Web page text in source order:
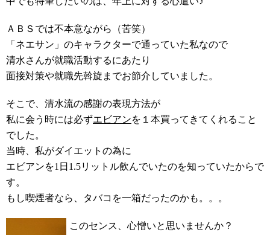
ＡＢＳでは不本意ながら（苦笑）
「ネエサン」のキャラクターで通っていた私なので
清水さんが就職活動するにあたり
面接対策や就職先斡旋までお節介していました。
そこで、清水流の感謝の表現方法が
私に会う時には必ずエビアンを１本買ってきてくれること
でした。
当時、私がダイエットの為に
エビアンを1日1.5リットル飲んでいたのを知っていたからで
す。
もし喫煙者なら、タバコを一箱だったのかも。。。
このセンス、心憎いと思いませんか？